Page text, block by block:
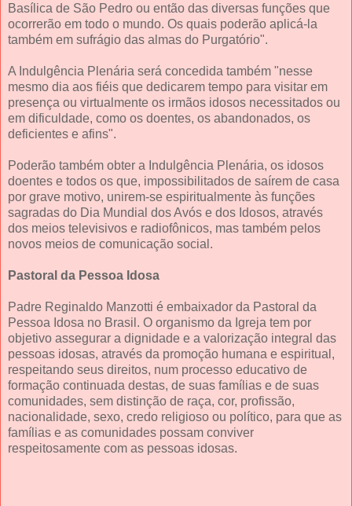
Basílica de São Pedro ou então das diversas funções que
ocorrerão em todo o mundo. Os quais poderão aplicá-la
também em sufrágio das almas do Purgatório".
A Indulgência Plenária será concedida também "nesse
mesmo dia aos fiéis que dedicarem tempo para visitar em
presença ou virtualmente os irmãos idosos necessitados ou
em dificuldade, como os doentes, os abandonados, os
deficientes e afins".
Poderão também obter a Indulgência Plenária, os idosos
doentes e todos os que, impossibilitados de saírem de casa
por grave motivo, unirem-se espiritualmente às funções
sagradas do Dia Mundial dos Avós e dos Idosos, através
dos meios televisivos e radiofônicos, mas também pelos
novos meios de comunicação social.
Pastoral da Pessoa Idosa
Padre Reginaldo Manzotti é embaixador da Pastoral da
Pessoa Idosa no Brasil. O organismo da Igreja tem por
objetivo assegurar a dignidade e a valorização integral das
pessoas idosas, através da promoção humana e espiritual,
respeitando seus direitos, num processo educativo de
formação continuada destas, de suas famílias e de suas
comunidades, sem distinção de raça, cor, profissão,
nacionalidade, sexo, credo religioso ou político, para que as
famílias e as comunidades possam conviver
respeitosamente com as pessoas idosas.